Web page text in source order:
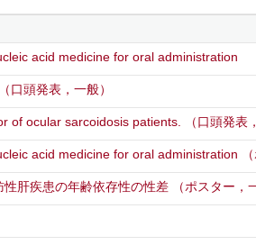
acid medicine for oral administration
（口頭発表，一般）
of ocular sarcoidosis patients. （口頭発表
acid medicine for oral administration
肝疾患の年齢依存性の性差 （ポスター，